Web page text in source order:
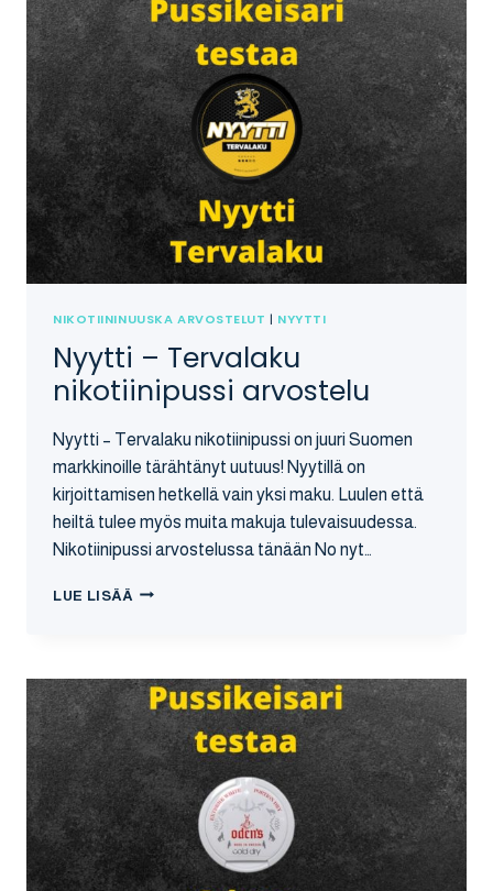
NIKOTIININUUSKA ARVOSTELUT | NYYTTI
Nyytti – Tervalaku
nikotiinipussi arvostelu
Nyytti – Tervalaku nikotiinipussi on juuri Suomen
markkinoille tärähtänyt uutuus! Nyytillä on
kirjoittamisen hetkellä vain yksi maku. Luulen että
heiltä tulee myös muita makuja tulevaisuudessa.
Nikotiinipussi arvostelussa tänään No nyt…
LUE LISÄÄ NYYTTI
ARVOSTELU